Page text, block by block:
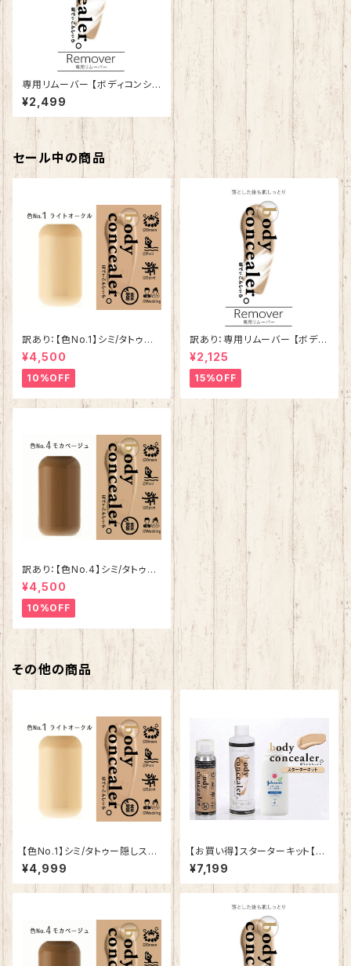
専用リムーバー 【ボディコンシ
ーラー】
¥2,499
セール中の商品
訳あり：【色No.1】シミ/タトゥー
隠しスプレー【ボディコンシーラ
ー】
¥4,500
10%OFF
訳あり：専用リムーバー 【ボディ
コンシーラー】
¥2,125
15%OFF
訳あり：【色No.4】シミ/タトゥー
隠しスプレー【ボディコンシーラ
ー】
¥4,500
10%OFF
その他の商品
【色No.1】シミ/タトゥー隠しスプ
レー【ボディコンシーラー】
¥4,999
【お買い得】スターターキット【ボ
ディコンシーラー】
¥7,199